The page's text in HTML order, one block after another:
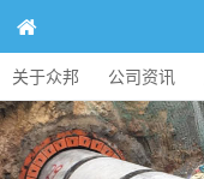
关于众邦 公司资讯
人才招聘
顶管知识